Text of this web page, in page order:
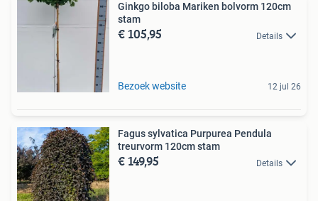
Ginkgo biloba Mariken bolvorm 120cm
stam
€ 105,95 Details
Bezoek website 12 jul 26
Fagus sylvatica Purpurea Pendula
treurvorm 120cm stam
€ 149,95 Details